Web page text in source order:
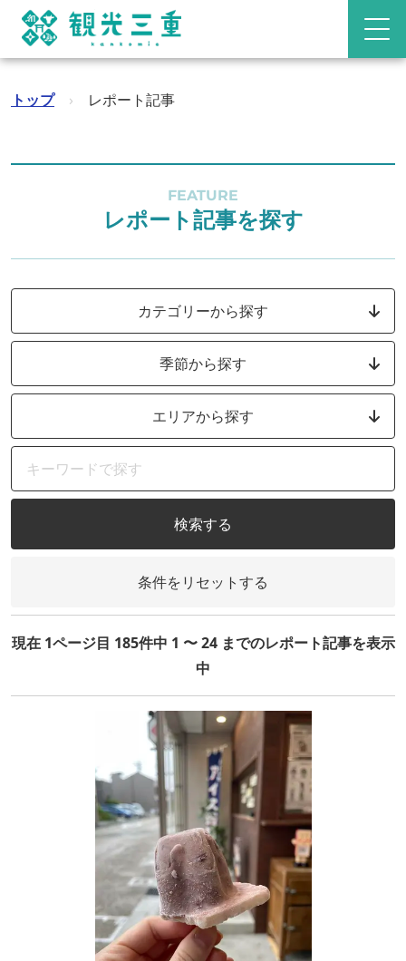
トップ › レポート記事
FEATURE
レポート記事を探す
カテゴリーから探す
季節から探す
エリアから探す
検索する
条件をリセットする
現在 1ページ目 185件中 1 〜 24 までのレポート記事を表示
中